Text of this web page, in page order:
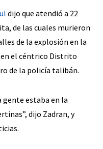
dijo que atendió a 22
de las cuales murieron
de la explosión en la
el céntrico Distrito
de la policía talibán.
gente estaba en la
dijo Zadran, y